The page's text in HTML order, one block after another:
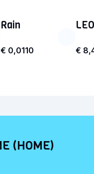
Rain
€ 0,0110 €
(HOME)